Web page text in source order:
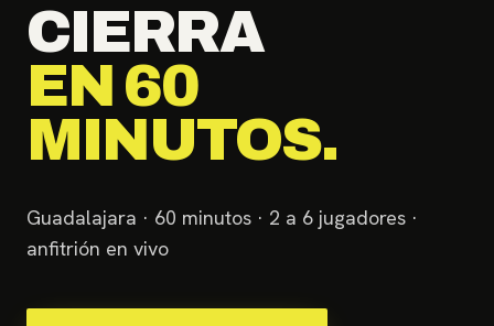
CIERRA
EN 60
MINUTOS.
Guadalajara · 60 minutos · 2 a 6 jugadores ·
anfitrión en vivo